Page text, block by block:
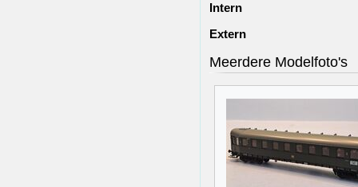
Intern
Extern
Meerdere Modelfoto's